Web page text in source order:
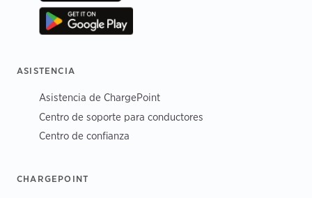
ASISTENCIA
Asistencia de ChargePoint
Centro de soporte para conductores
Centro de confianza
CHARGEPOINT